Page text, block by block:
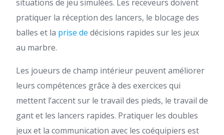
situations de jeu simulées. Les receveurs doivent
pratiquer la réception des lancers, le blocage des
balles et la prise de décisions rapides sur les jeux
au marbre.
Les joueurs de champ intérieur peuvent améliorer
leurs compétences grâce à des exercices qui
mettent l’accent sur le travail des pieds, le travail de
gant et les lancers rapides. Pratiquer les doubles
jeux et la communication avec les coéquipiers est